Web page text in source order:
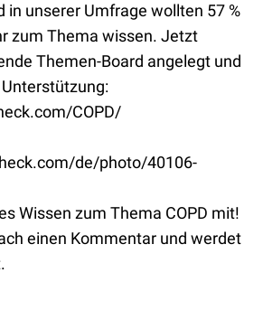
in unserer Umfrage wollten 57 %
zum Thema wissen. Jetzt
Themen-Board angelegt und
COPD/
de/photo/40106-
Wissen zum Thema COPD mit!
einen Kommentar und werdet